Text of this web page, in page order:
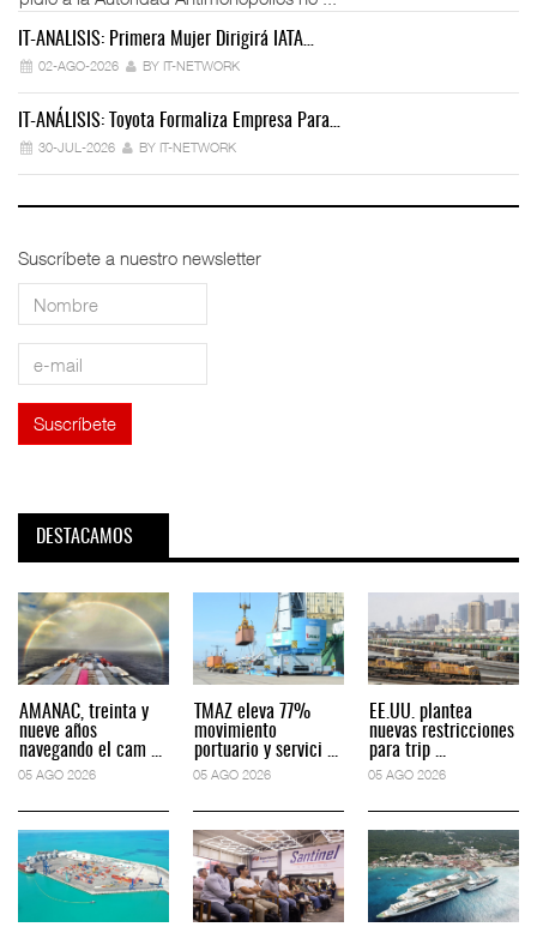
IT-ANÁLISIS: Primera Mujer Dirigirá IATA…
02-AGO-2026 BY IT-NETWORK
IT-ANÁLISIS: Toyota Formaliza Empresa Para…
30-JUL-2026 BY IT-NETWORK
Suscríbete a nuestro newsletter
DESTACAMOS
AMANAC, treinta y
nueve años
navegando el cam ...
05 AGO 2026
TMAZ eleva 77%
movimiento
portuario y servici ...
05 AGO 2026
EE.UU. plantea
nuevas restricciones
para trip ...
05 AGO 2026